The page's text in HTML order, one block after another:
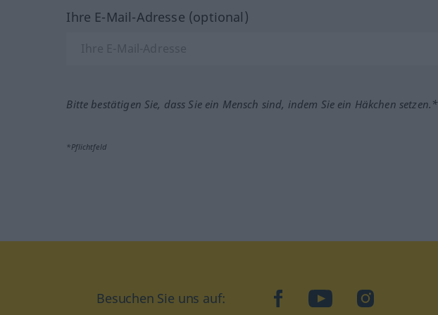
Ihre E-Mail-Adresse (optional)
Bitte bestätigen Sie, dass Sie ein Mensch sind, indem Sie ein Häkchen setzen.*
*Pflichtfeld
Besuchen Sie uns auf: facebookYouTubeInstagram